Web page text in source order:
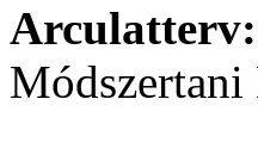
Arculatterv: